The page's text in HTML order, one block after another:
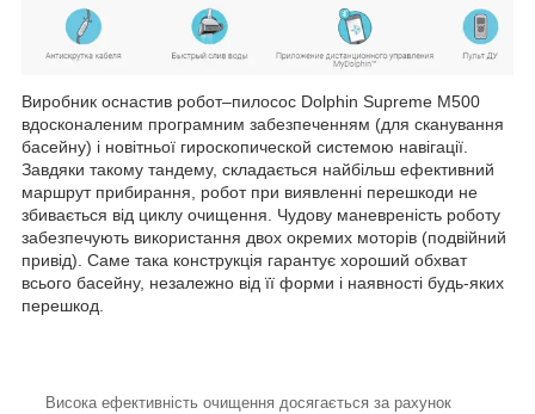
Виробник оснастив робот–пилосос Dolphin Supreme M500
вдосконаленим програмним забезпеченням (для сканування
басейну) і новітньої гироскопической системою навігації.
Завдяки такому тандему, складається найбільш ефективний
маршрут прибирання, робот при виявленні перешкоди не
збивається від циклу очищення. Чудову маневреність роботу
забезпечують використання двох окремих моторів (подвійний
привід). Саме така конструкція гарантує хороший обхват
всього басейну, незалежно від її форми і наявності будь-яких
перешкод.
Висока ефективність очищення досягається за рахунок